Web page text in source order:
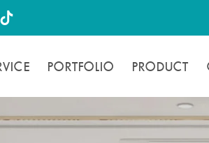
PORTFOLIO PRODUCT